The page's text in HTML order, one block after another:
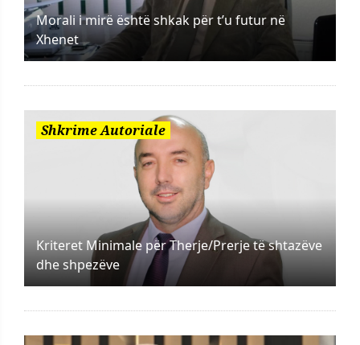
Morali i mirë është shkak për t’u futur në
Xhenet
Shkrime Autoriale
Kriteret Minimale për Therje/Prerje të shtazëve
dhe shpezëve